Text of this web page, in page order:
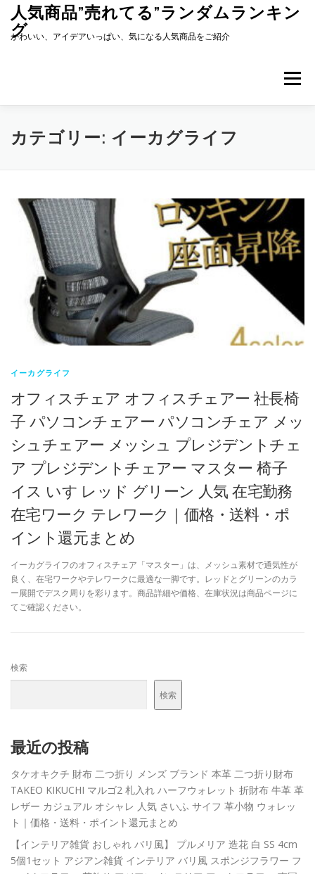
キ
人気商品”売れてる”ランダムランキン
グ
かわいい、アイデアいっぱい、気になる人気商品をご紹介
メニュー
カテゴリー: イーカグライフ
イーカグライフ
オフィスチェア オフィスチェアー 社長椅
子 パソコンチェアー パソコンチェア メッ
シュチェアー メッシュ プレジデントチェ
ア プレジデントチェアー マスター 椅子
イス いす レッド グリーン 人気 在宅勤務
在宅ワーク テレワーク｜価格・送料・ポ
イント還元まとめ
イーカグライフのオフィスチェア「マスター」は、メッシュ素材で通気性が
良く、在宅ワークやテレワークに最適な一脚です。レッドとグリーンのカラ
ー展開でデスク周りを彩ります。商品詳細や価格、在庫状況は商品ページに
てご確認ください。
検索
検索
最近の投稿
タケオキクチ 財布 二つ折り メンズ ブランド 本革 二つ折り財布
TAKEO KIKUCHI マルゴ2 札入れ ハーフウォレット 折財布 牛革 革
レザー カジュアル オシャレ 人気 さいふ サイフ 革小物 ウォレッ
ト｜価格・送料・ポイント還元まとめ
【インテリア雑貨 おしゃれ バリ風】 プルメリア 造花 白 SS 4cm
5個1セット アジアン雑貨 インテリア バリ風 スポンジフラワー フ